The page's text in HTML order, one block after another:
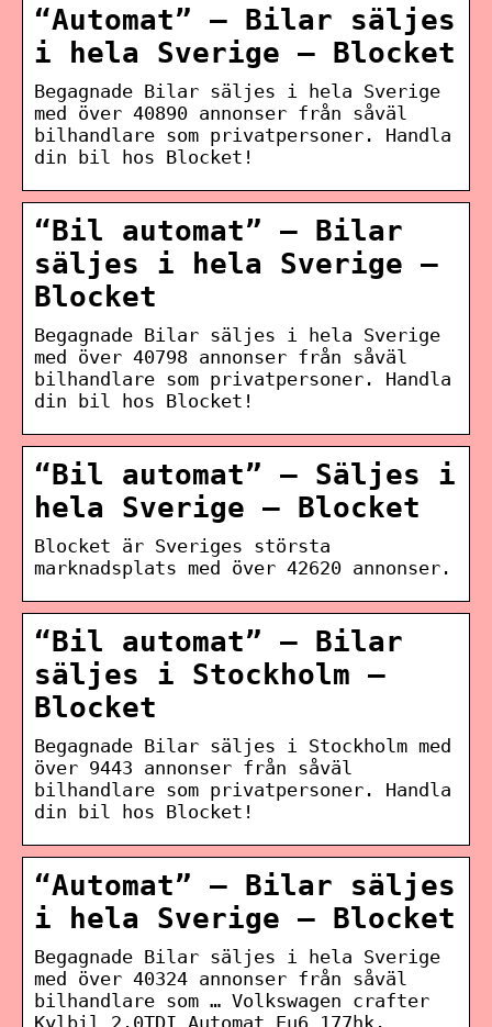
“Automat” – Bilar säljes
i hela Sverige – Blocket
Begagnade Bilar säljes i hela Sverige
med över 40890 annonser från såväl
bilhandlare som privatpersoner. Handla
din bil hos Blocket!
“Bil automat” – Bilar
säljes i hela Sverige –
Blocket
Begagnade Bilar säljes i hela Sverige
med över 40798 annonser från såväl
bilhandlare som privatpersoner. Handla
din bil hos Blocket!
“Bil automat” – Säljes i
hela Sverige – Blocket
Blocket är Sveriges största
marknadsplats med över 42620 annonser.
“Bil automat” – Bilar
säljes i Stockholm –
Blocket
Begagnade Bilar säljes i Stockholm med
över 9443 annonser från såväl
bilhandlare som privatpersoner. Handla
din bil hos Blocket!
“Automat” – Bilar säljes
i hela Sverige – Blocket
Begagnade Bilar säljes i hela Sverige
med över 40324 annonser från såväl
bilhandlare som … Volkswagen crafter
Kylbil 2.0TDI Automat Eu6 177hk.